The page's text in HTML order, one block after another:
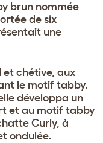
brun nommée
de six
une
et chétive, aux
le motif tabby.
développa un
et au motif tabby
Curly, à
ondulée.